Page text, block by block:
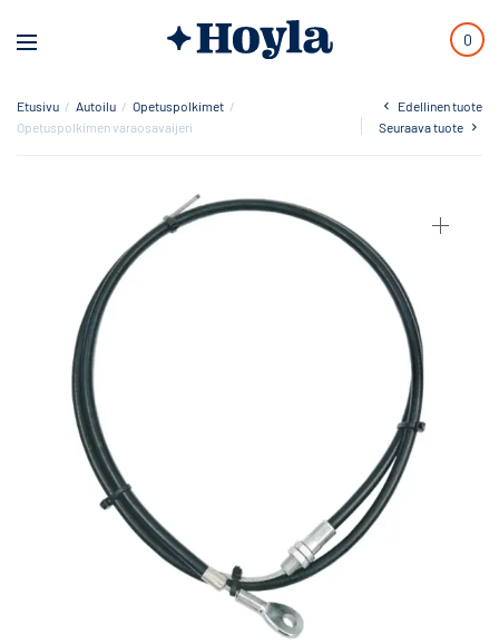
0
Etusivu / Autoilu / Opetuspolkimet /
Opetuspolkimen varaosavaijeri
Edellinen tuote
Seuraava tuote